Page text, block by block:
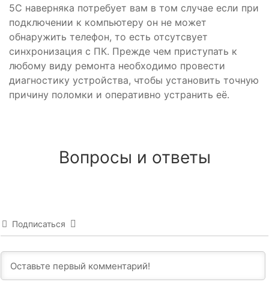
5С наверняка потребует вам в том случае если при
подключении к компьютеру он не может
обнаружить телефон, то есть отсутсвует
синхронизация с ПК. Прежде чем приступать к
любому виду ремонта необходимо провести
диагностику устройства, чтобы установить точную
причину поломки и оперативно устранить её.
Вопросы и ответы
Подписаться